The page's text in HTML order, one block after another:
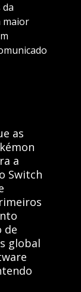
maior
as
a
Switch
de
global